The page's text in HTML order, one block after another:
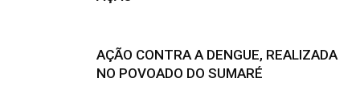
AÇÃO CONTRA A DENGUE, REALIZADA
NO POVOADO DO SUMARÉ